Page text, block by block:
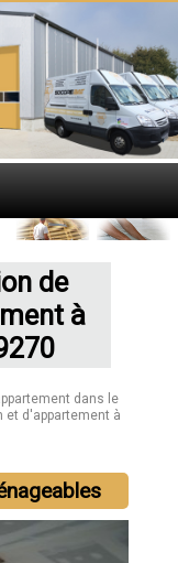
de
à
dans le
et d'appartement à